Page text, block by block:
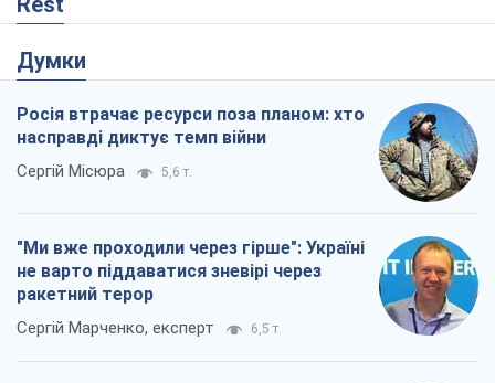
Думки
Росія втрачає ресурси поза планом: хто
насправді диктує темп війни
Сергій Місюра 5,6 т.
"Ми вже проходили через гірше": Україні
не варто піддаватися зневірі через
ракетний терор
Сергій Марченко, експерт 6,5 т.